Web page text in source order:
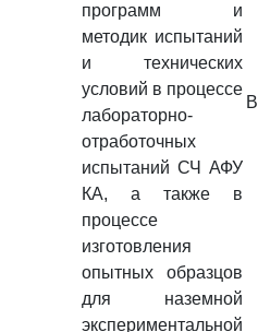
программ и
методик испытаний
и технических
условий в процессе
лабораторно-
отработочных
испытаний СЧ АФУ
КА, а также в
процессе
изготовления
опытных образцов
для наземной
экспериментальной